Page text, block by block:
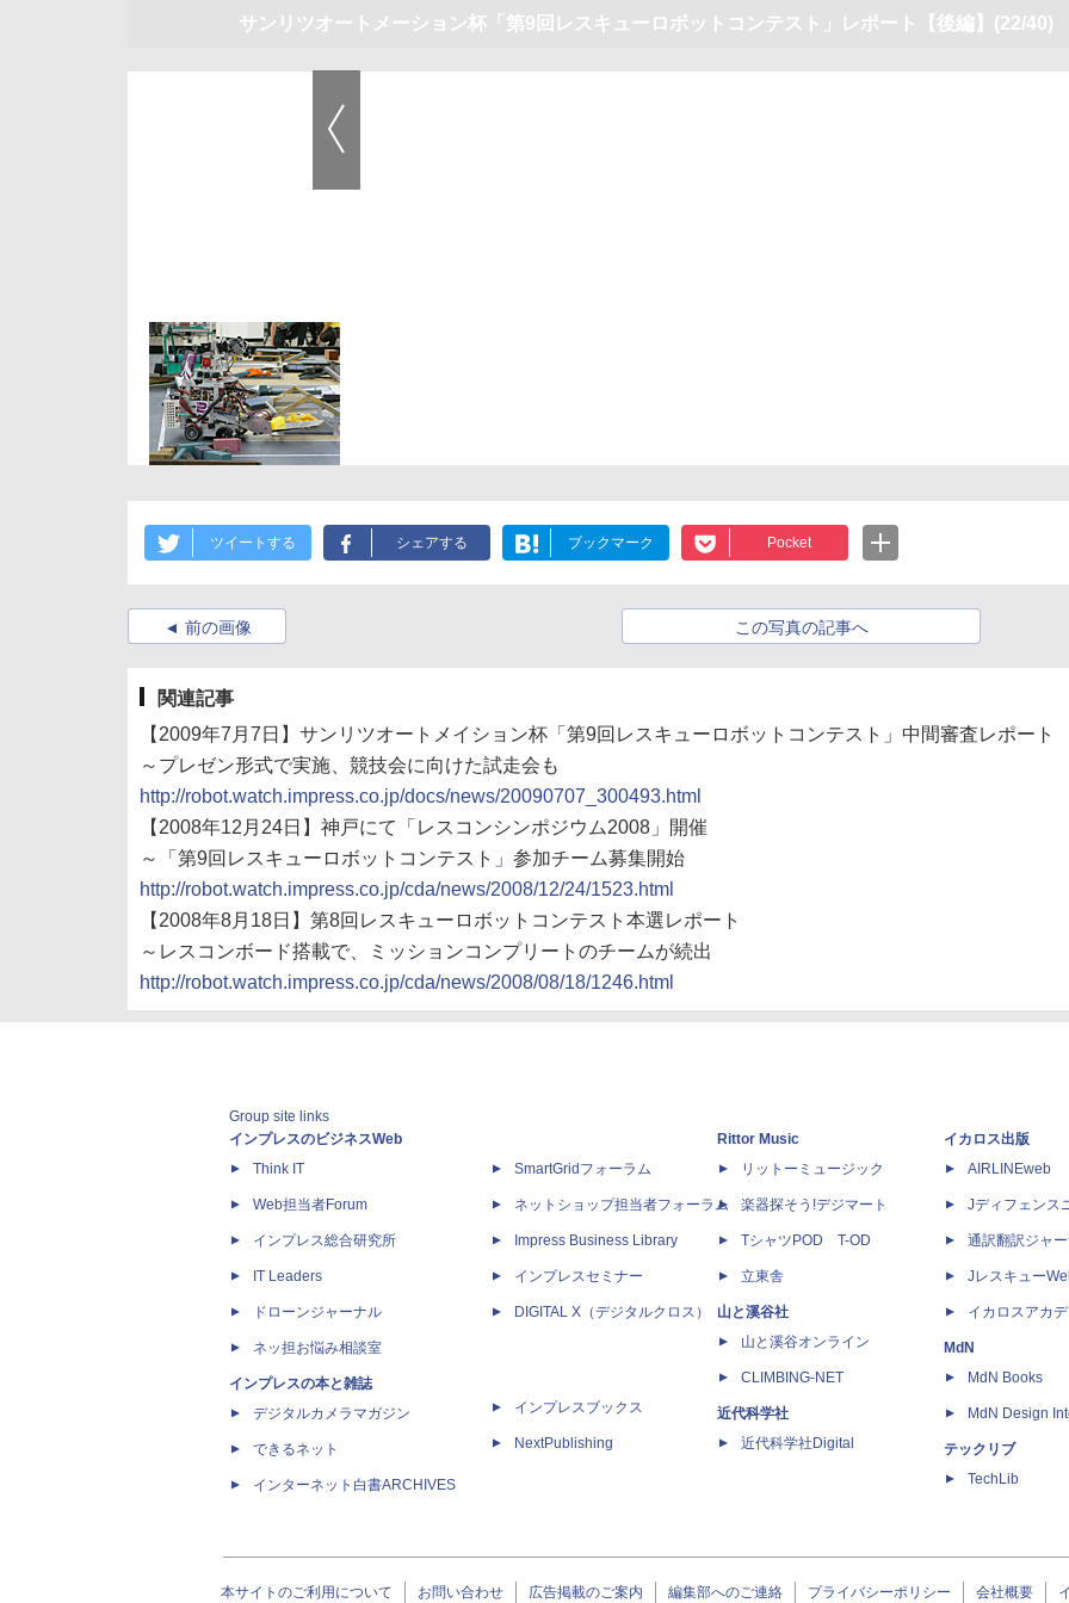
サンリツオートメーション杯「第9回レスキューロボットコンテスト」レポート【後編】 (22/40)
ツイートする シェアする ブックマーク Pocket
前の画像 この写真の記事へ
関連記事
【2009年7月7日】サンリツオートメイション杯「第9回レスキューロボットコンテスト」中間審査レポート
～プレゼン形式で実施、競技会に向けた試走会も
http://robot.watch.impress.co.jp/docs/news/20090707_300493.html
【2008年12月24日】神戸にて「レスコンシンポジウム2008」開催
～「第9回レスキューロボットコンテスト」参加チーム募集開始
http://robot.watch.impress.co.jp/cda/news/2008/12/24/1523.html
【2008年8月18日】第8回レスキューロボットコンテスト本選レポート
～レスコンボード搭載で、ミッションコンプリートのチームが続出
http://robot.watch.impress.co.jp/cda/news/2008/08/18/1246.html
Group site links
インプレスのビジネスWeb
Think IT
Web担当者Forum
インプレス総合研究所
IT Leaders
ドローンジャーナル
ネッ担お悩み相談室
インプレスの本と雑誌
デジタルカメラマガジン
できるネット
インターネット白書ARCHIVES
SmartGridフォーラム
ネットショップ担当者フォーラム
Impress Business Library
インプレスセミナー
DIGITAL X（デジタルクロス）
インプレスブックス
NextPublishing
Rittor Music
リットーミュージック
楽器探そう!デジマート
TシャツPOD T-OD
立東舎
山と溪谷社
山と溪谷オンライン
CLIMBING-NET
近代科学社
近代科学社Digital
イカロス出版
AIRLINEweb
Jディフェンス
通訳翻訳ジャ
Jレスキュー
イカロスアカ
MdN
MdN Books
MdN Design
テックリブ
TechLib
本サイトのご利用について お問い合わせ 広告掲載のご案内 編集部へのご連絡 プライバシーポリシー 会社概要